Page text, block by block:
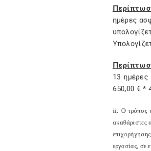
ημέρες
13
650,00 € *
ii. Ο τρόπος
εργασίας, σε